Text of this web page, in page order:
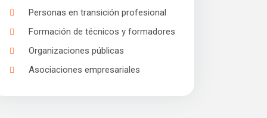
Personas en transición profesional
Formación de técnicos y formadores
Organizaciones públicas
Asociaciones empresariales